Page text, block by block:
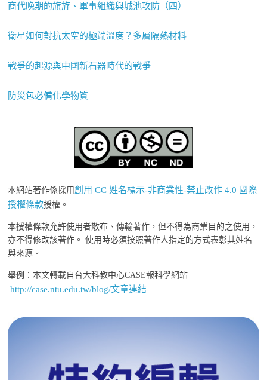
商代晚期的旗斿、軍事組織與城池攻防（四）
衛星如何對抗太空的極端溫度？多層隔熱材料
戰爭的起源與中國新石器時代的戰爭
防災包必備化學物質
本網站著作係採用創用 CC 姓名標示-非商業性-禁止改作 4.0 國際
授權條款授權。
本授權條款允許使用者散布、傳輸著作，但不得為商業目的之使用，
亦不得修改該著作。 使用時必須按照著作人指定的方式表彰其姓名
與來源。
舉例：本文轉載自台大科教中心CASE報科學網站
http://case.ntu.edu.tw/blog/文章連結